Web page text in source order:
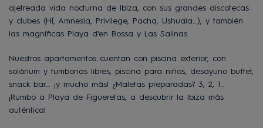
ajetreada vida nocturna de Ibiza, con sus grandes discotecas
y clubes (HÏ, Amnesia, Privilege, Pacha, Ushuaïa…), y también
las magníficas Playa d'en Bossa y Las Salinas.
Nuestros apartamentos cuentan con piscina exterior, con
solárium y tumbonas libres, piscina para niños, desayuno buffet,
snack bar… ¡y mucho más! ¿Maletas preparadas? 3, 2, 1…
¡Rumbo a Playa de Figueretas, a descubrir la Ibiza más
auténtica!